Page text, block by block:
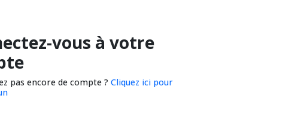
vous à votre
pas encore de compte ? Cliquez ici pour